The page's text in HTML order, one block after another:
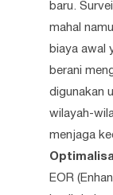
baru.
mahal
biaya awal
berani
digunakan
wilayah-
menjaga
EOR